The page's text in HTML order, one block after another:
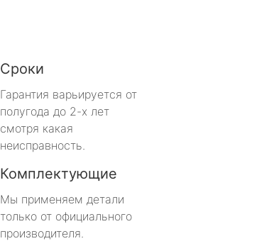
Сроки
Гарантия варьируется от
полугода до 2-х лет
смотря какая
неисправность.
Комплектующие
Мы применяем детали
только от официального
производителя.